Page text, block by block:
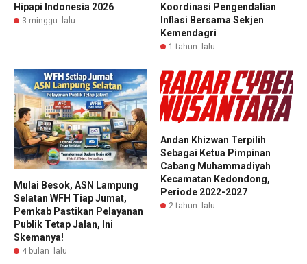
Hipapi Indonesia 2026
3 minggu lalu
Koordinasi Pengendalian
Inflasi Bersama Sekjen
Kemendagri
1 tahun lalu
Mulai Besok, ASN Lampung
Selatan WFH Tiap Jumat,
Pemkab Pastikan Pelayanan
Publik Tetap Jalan, Ini
Skemanya!
4 bulan lalu
Andan Khizwan Terpilih
Sebagai Ketua Pimpinan
Cabang Muhammadiyah
Kecamatan Kedondong,
Periode 2022-2027
2 tahun lalu